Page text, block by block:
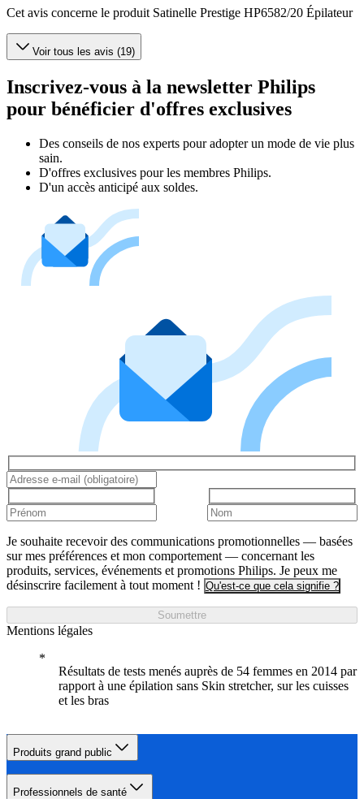
Cet avis concerne le produit Satinelle Prestige HP6582/20 Épilateur
Voir tous les avis (19)
Inscrivez-vous à la newsletter Philips
pour bénéficier d'offres exclusives
Des conseils de nos experts pour adopter un mode de vie plus
sain.
D'offres exclusives pour les membres Philips.
D'un accès anticipé aux soldes.
Je souhaite recevoir des communications promotionnelles — basées
sur mes préférences et mon comportement — concernant les
produits, services, événements et promotions Philips. Je peux me
désinscrire facilement à tout moment ! Qu'est-ce que cela signifie ?
Soumettre
Mentions légales
Résultats de tests menés auprès de 54 femmes en 2014 par
rapport à une épilation sans Skin stretcher, sur les cuisses
et les bras
Produits grand public
Professionnels de santé